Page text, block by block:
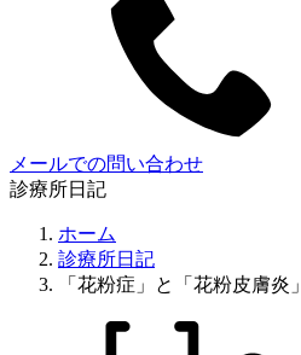
メールでの問い合わせ
診療所日記
ホーム
診療所日記
「花粉症」と「花粉皮膚炎」